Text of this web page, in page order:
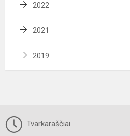
2022
2021
2019
Tvarkaraščiai